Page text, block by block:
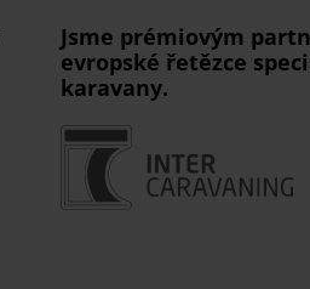
Jsme prémiovým
evropské řetězce
karavany.